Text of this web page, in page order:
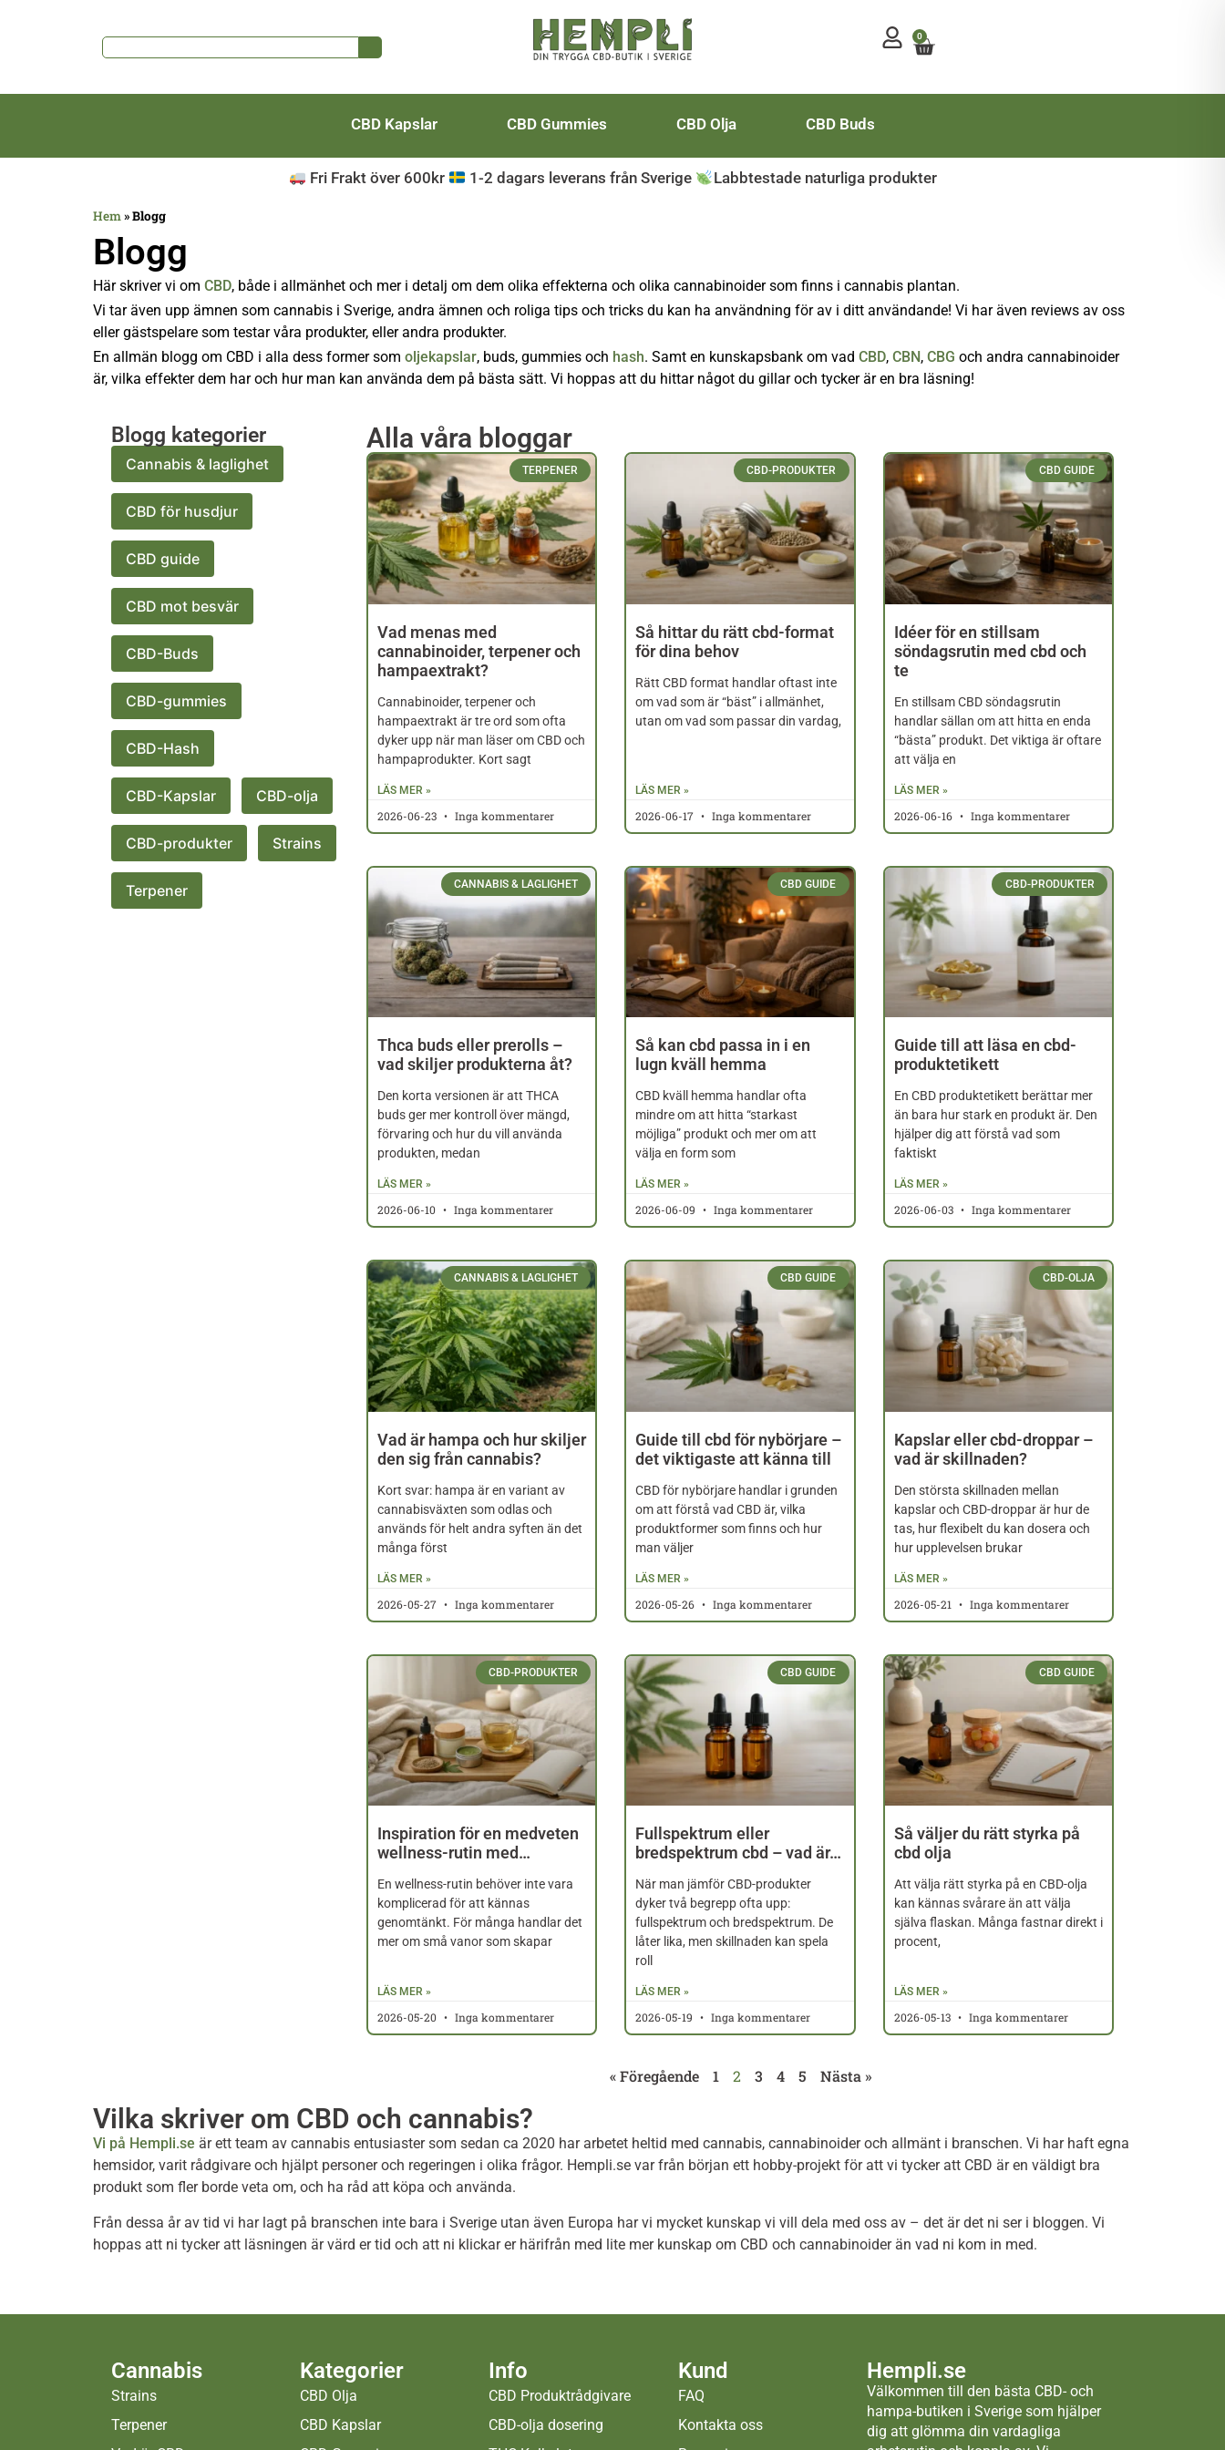
Mitt konto
0
CBD Kapslar CBD Gummies CBD Olja CBD Buds
Fri Frakt över 600kr 1-2 dagars leverans från Sverige Labbtestade naturliga produkter
Hem»Blogg
Blogg
Här skriver vi om CBD, både i allmänhet och mer i detalj om dem olika effekterna och olika cannabinoider som finns i cannabis plantan.
Vi tar även upp ämnen som cannabis i Sverige, andra ämnen och roliga tips och tricks du kan ha användning för av i ditt användande! Vi har även reviews av oss
eller gästspelare som testar våra produkter, eller andra produkter.
En allmän blogg om CBD i alla dess former som oljekapslar, buds, gummies och hash. Samt en kunskapsbank om vad CBD, CBN, CBG och andra cannabinoider
är, vilka effekter dem har och hur man kan använda dem på bästa sätt. Vi hoppas att du hittar något du gillar och tycker är en bra läsning!
Blogg kategorier
Cannabis & laglighet
CBD för husdjur
CBD guide
CBD mot besvär
CBD-Buds
CBD-gummies
CBD-Hash
CBD-Kapslar CBD-olja
CBD-produkter Strains
Terpener
Alla våra bloggar
TERPENER
Vad menas med
cannabinoider, terpener och
hampaextrakt?
Cannabinoider, terpener och
hampaextrakt är tre ord som ofta
dyker upp när man läser om CBD och
hampaprodukter. Kort sagt
LÄS MER »
2026-06-23 Inga kommentarer
CBD-PRODUKTER
Så hittar du rätt cbd-format
för dina behov
Rätt CBD format handlar oftast inte
om vad som är “bäst” i allmänhet,
utan om vad som passar din vardag,
LÄS MER »
2026-06-17 Inga kommentarer
CBD GUIDE
Idéer för en stillsam
söndagsrutin med cbd och
te
En stillsam CBD söndagsrutin
handlar sällan om att hitta en enda
“bästa” produkt. Det viktiga är oftare
att välja en
LÄS MER »
2026-06-16 Inga kommentarer
CANNABIS & LAGLIGHET
Thca buds eller prerolls –
vad skiljer produkterna åt?
Den korta versionen är att THCA
buds ger mer kontroll över mängd,
förvaring och hur du vill använda
produkten, medan
LÄS MER »
2026-06-10 Inga kommentarer
CBD GUIDE
Så kan cbd passa in i en
lugn kväll hemma
CBD kväll hemma handlar ofta
mindre om att hitta “starkast
möjliga” produkt och mer om att
välja en form som
LÄS MER »
2026-06-09 Inga kommentarer
CBD-PRODUKTER
Guide till att läsa en cbd-
produktetikett
En CBD produktetikett berättar mer
än bara hur stark en produkt är. Den
hjälper dig att förstå vad som
faktiskt
LÄS MER »
2026-06-03 Inga kommentarer
CANNABIS & LAGLIGHET
Vad är hampa och hur skiljer
den sig från cannabis?
Kort svar: hampa är en variant av
cannabisväxten som odlas och
används för helt andra syften än det
många först
LÄS MER »
2026-05-27 Inga kommentarer
CBD GUIDE
Guide till cbd för nybörjare –
det viktigaste att känna till
CBD för nybörjare handlar i grunden
om att förstå vad CBD är, vilka
produktformer som finns och hur
man väljer
LÄS MER »
2026-05-26 Inga kommentarer
CBD-OLJA
Kapslar eller cbd-droppar –
vad är skillnaden?
Den största skillnaden mellan
kapslar och CBD-droppar är hur de
tas, hur flexibelt du kan dosera och
hur upplevelsen brukar
LÄS MER »
2026-05-21 Inga kommentarer
CBD-PRODUKTER
Inspiration för en medveten
wellness-rutin med…
En wellness-rutin behöver inte vara
komplicerad för att kännas
genomtänkt. För många handlar det
mer om små vanor som skapar
LÄS MER »
2026-05-20 Inga kommentarer
CBD GUIDE
Fullspektrum eller
bredspektrum cbd – vad är…
När man jämför CBD-produkter
dyker två begrepp ofta upp:
fullspektrum och bredspektrum. De
låter lika, men skillnaden kan spela
roll
LÄS MER »
2026-05-19 Inga kommentarer
CBD GUIDE
Så väljer du rätt styrka på
cbd olja
Att välja rätt styrka på en CBD-olja
kan kännas svårare än att välja
själva flaskan. Många fastnar direkt i
procent,
LÄS MER »
2026-05-13 Inga kommentarer
« Föregående 1 2 3 4 5 Nästa »
Vilka skriver om CBD och cannabis?
Vi på Hempli.se är ett team av cannabis entusiaster som sedan ca 2020 har arbetet heltid med cannabis, cannabinoider och allmänt i branschen. Vi har haft egna
hemsidor, varit rådgivare och hjälpt personer och regeringen i olika frågor. Hempli.se var från början ett hobby-projekt för att vi tycker att CBD är en väldigt bra
produkt som fler borde veta om, och ha råd att köpa och använda.
Från dessa år av tid vi har lagt på branschen inte bara i Sverige utan även Europa har vi mycket kunskap vi vill dela med oss av – det är det ni ser i bloggen. Vi
hoppas att ni tycker att läsningen är värd er tid och att ni klickar er härifrån med lite mer kunskap om CBD och cannabinoider än vad ni kom in med.
Cannabis
Strains
Terpener
Kategorier
CBD Olja
CBD Kapslar
Info
CBD Produktrådgivare
CBD-olja dosering
Kund
FAQ
Kontakta oss
Hempli.se
Välkommen till den bästa CBD- och
hampa-butiken i Sverige som hjälper
dig att glömma din vardagliga